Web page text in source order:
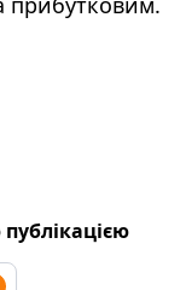
публікацією